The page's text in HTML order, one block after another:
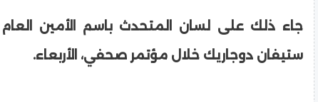
جاء ذلك على لسان المتحدث باسم الأمين العام
ستيفان دوجاريك خلال مؤتمر صحفي، الأربعاء.